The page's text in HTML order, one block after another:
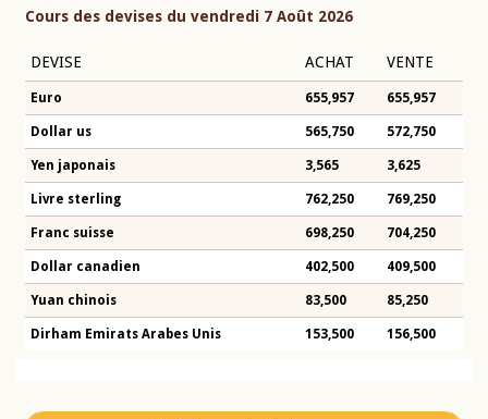
Cours des devises du vendredi 7 Août 2026
DEVISE ACHAT VENTE
Euro 655,957 655,957
Dollar us 565,750 572,750
Yen japonais 3,565 3,625
Livre sterling 762,250 769,250
Franc suisse 698,250 704,250
Dollar canadien 402,500 409,500
Yuan chinois 83,500 85,250
Dirham Emirats Arabes Unis 153,500 156,500